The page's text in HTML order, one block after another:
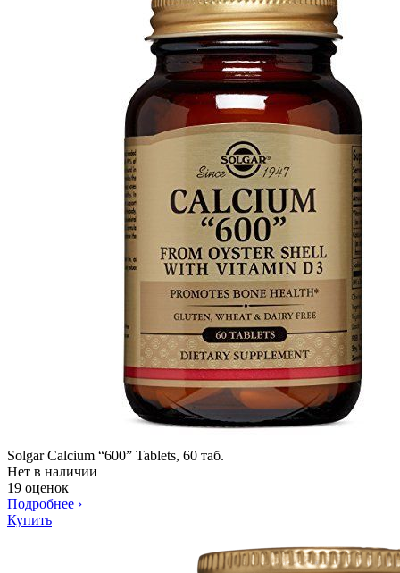
Solgar Calcium “600” Tablets, 60 таб.
Нет в наличии
19 оценок
Подробнее ›
Купить